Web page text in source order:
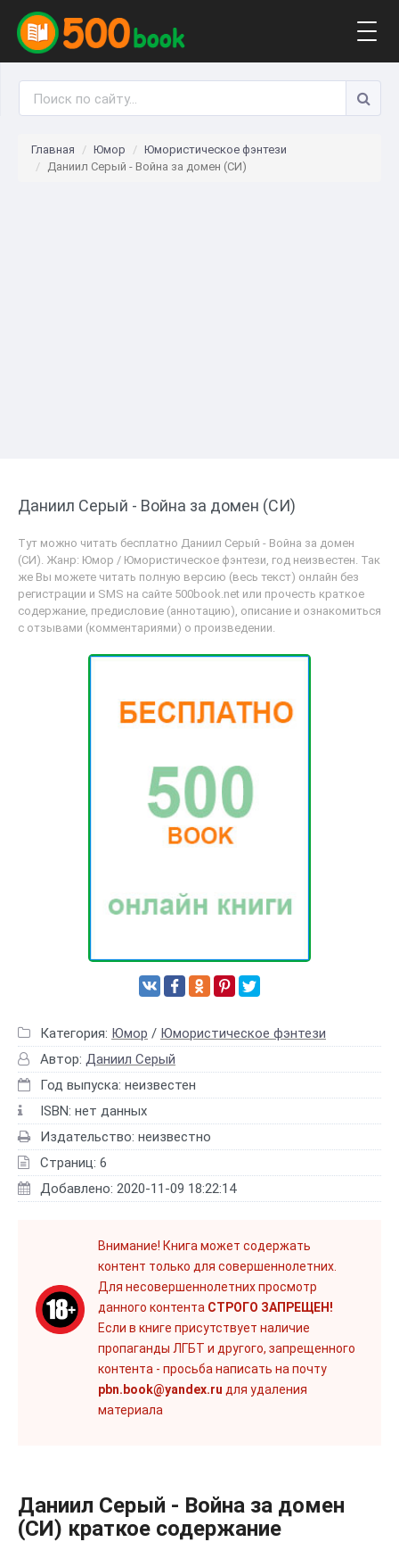
Главная Юмор
Юмористическое фэнтези
Даниил Серый - Война за домен (СИ)
Даниил Серый - Война за домен (СИ)
Тут можно читать бесплатно Даниил Серый - Война за домен
(СИ). Жанр: Юмор / Юмористическое фэнтези, год неизвестен. Так
же Вы можете читать полную версию (весь текст) онлайн без
регистрации и SMS на сайте 500book.net или прочесть краткое
содержание, предисловие (аннотацию), описание и ознакомиться
с отзывами (комментариями) о произведении.
Категория: Юмор / Юмористическое фэнтези
Автор: Даниил Серый
Год выпуска: неизвестен
ISBN: нет данных
Издательство: неизвестно
Страниц: 6
Добавлено: 2020-11-09 18:22:14
Внимание! Книга может содержать
контент только для совершеннолетних.
Для несовершеннолетних просмотр
данного контента СТРОГО ЗАПРЕЩЕН!
Если в книге присутствует наличие
пропаганды ЛГБТ и другого, запрещенного
контента - просьба написать на почту
pbn.book@yandex.ru для удаления
материала
Даниил Серый - Война за домен
(СИ) краткое содержание